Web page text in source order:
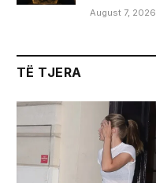
August 7, 2026
TË TJERA